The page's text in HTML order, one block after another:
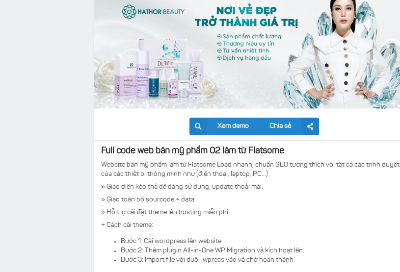
Xem demo Chia sẻ
Full code web bán mỹ phẩm 02 làm từ Flatsome
Website bán mỹ phẩm làm từ Flatsome Load nhanh, chuẩn SEO tương thích với tất cả các trình duyệt
của các thiết bị thông minh như (điện thoại, laptop, PC...)
» Giao diện kéo thả dễ dàng sử dụng, update thoải mái.
» Giao toàn bộ sourcode + data
» Hỗ trợ cài đặt theme lên hosting miễn phí
+ Cách cài theme:
Bước 1: Cài wordpress lên website
Bước 2: Thêm plugin All-in-One WP Migration và kích hoạt lên.
Bước 3: Import file với đuôi .wpress vào và chờ hoàn thành